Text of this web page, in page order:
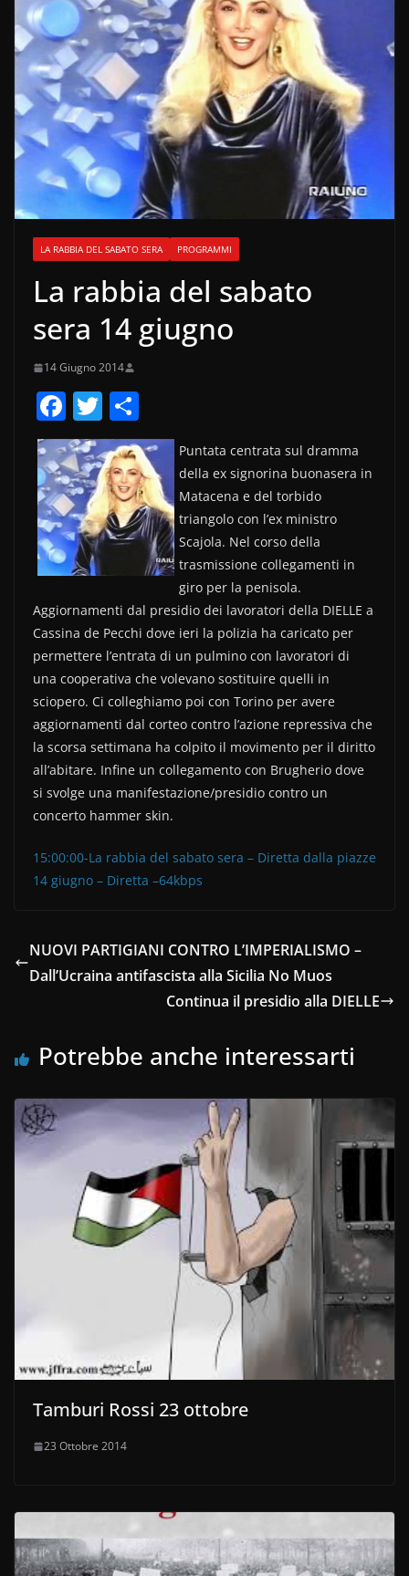
LA RABBIA DEL SABATO SERA PROGRAMMI
La rabbia del sabato
sera 14 giugno
14 Giugno 2014
F
a
c
e
b
o
o
k
T
w
itt
er
o
n
di
vi
di
Puntata centrata sul dramma
della ex signorina buonasera in
Matacena e del torbido
triangolo con l’ex ministro
Scajola. Nel corso della
trasmissione collegamenti in
giro per la penisola.
Aggiornamenti dal presidio dei lavoratori della DIELLE a
Cassina de Pecchi dove ieri la polizia ha caricato per
permettere l’entrata di un pulmino con lavoratori di
una cooperativa che volevano sostituire quelli in
sciopero. Ci colleghiamo poi con Torino per avere
aggiornamenti dal corteo contro l’azione repressiva che
la scorsa settimana ha colpito il movimento per il diritto
all’abitare. Infine un collegamento con Brugherio dove
si svolge una manifestazione/presidio contro un
concerto hammer skin.
15:00:00-La rabbia del sabato sera – Diretta dalla piazze
14 giugno – Diretta –64kbps
NUOVI PARTIGIANI CONTRO L’IMPERIALISMO –
Dall’Ucraina antifascista alla Sicilia No Muos
Continua il presidio alla DIELLE
Potrebbe anche interessarti
Tamburi Rossi 23 ottobre
23 Ottobre 2014